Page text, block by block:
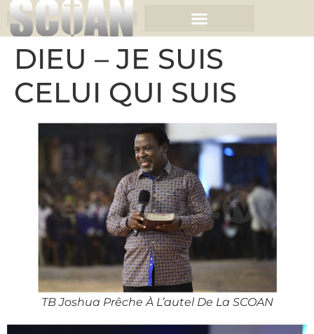
DIEU – JE SUIS
CELUI QUI SUIS
TB Joshua Prêche À L’autel De La SCOAN